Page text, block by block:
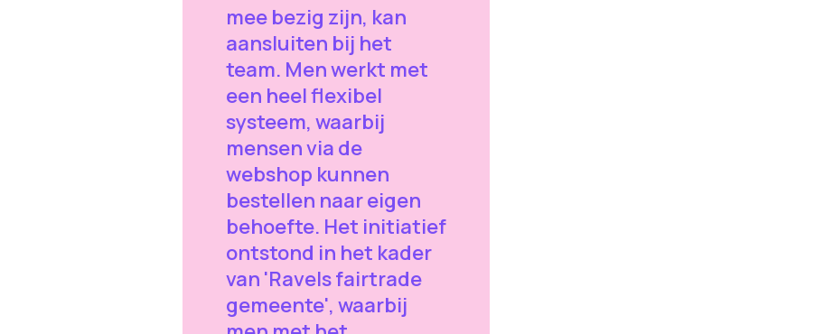
mee bezig zijn, kan
aansluiten bij het
team. Men werkt met
een heel flexibel
systeem, waarbij
mensen via de
webshop kunnen
bestellen naar eigen
behoefte. Het initiatief
ontstond in het kader
van 'Ravels fairtrade
gemeente', waarbij